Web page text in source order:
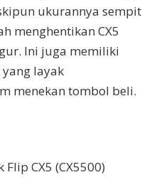
ukurannya sempit
menghentikan CX5
Ini juga memiliki
layak
menekan tombol beli.
CX5 (CX5500)